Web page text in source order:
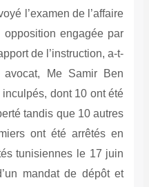
l’examen de l’affaire
engagée par
de l’instruction, a-t-
Me Samir Ben
inculpés, dont 10 ont été
tandis que 10 autres
ont été arrêtés en
tunisiennes le 17 juin
mandat de dépôt et